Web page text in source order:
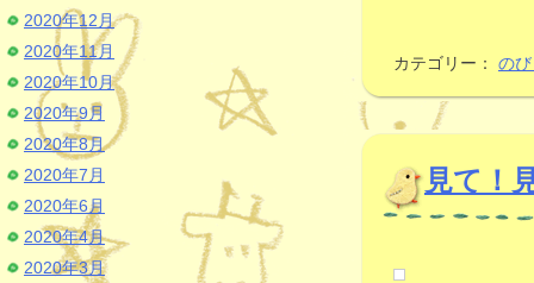
カテゴリー： の
見て！
2020年12月
2020年11月
2020年10月
2020年9月
2020年8月
2020年7月
2020年6月
2020年4月
2020年3月